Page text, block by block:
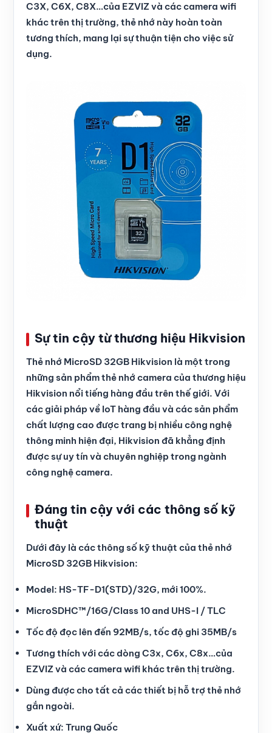
C3X, C6X, C8X…của EZVIZ và các camera wifi
khác trên thị trường, thẻ nhớ này hoàn toàn
tương thích, mang lại sự thuận tiện cho việc sử
dụng.
Sự tin cậy từ thương hiệu Hikvision
Thẻ nhớ MicroSD 32GB Hikvision là một trong
những sản phẩm thẻ nhớ camera của thương hiệu
Hikvision nổi tiếng hàng đầu trên thế giới. Với
các giải pháp về IoT hàng đầu và các sản phẩm
chất lượng cao được trang bị nhiều công nghệ
thông minh hiện đại, Hikvision đã khẳng định
được sự uy tín và chuyên nghiệp trong ngành
công nghệ camera.
Đáng tin cậy với các thông số kỹ
thuật
Dưới đây là các thông số kỹ thuật của thẻ nhớ
MicroSD 32GB Hikvision:
Model: HS-TF-D1(STD)/32G, mới 100%.
MicroSDHC™/16G/Class 10 and UHS-I / TLC
Tốc độ đọc lên đến 92MB/s, tốc độ ghi 35MB/s
Tương thích với các dòng C3x, C6x, C8x…của
EZVIZ và các camera wifi khác trên thị trường.
Dùng được cho tất cả các thiết bị hỗ trợ thẻ nhớ
gắn ngoài.
Xuất xứ: Trung Quốc